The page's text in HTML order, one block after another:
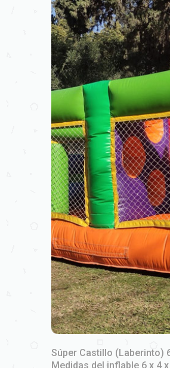
Súper Castillo (Laberinto)
Medidas del inflable 6 x 4